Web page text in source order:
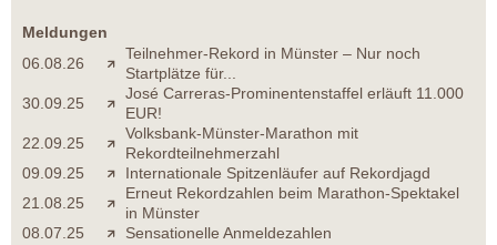
Meldungen
06.08.26
Teilnehmer-Rekord in Münster – Nur noch
Startplätze für...
30.09.25
José Carreras-Prominentenstaffel erläuft 11.000
EUR!
22.09.25
Volksbank-Münster-Marathon mit
Rekordteilnehmerzahl
09.09.25
Internationale Spitzenläufer auf Rekordjagd
21.08.25
Erneut Rekordzahlen beim Marathon-Spektakel
in Münster
08.07.25
Sensationelle Anmeldezahlen